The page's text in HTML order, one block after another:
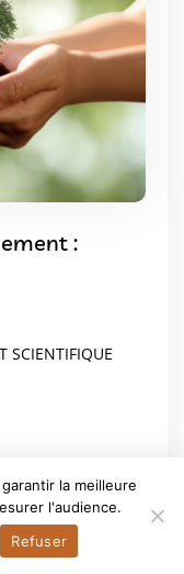
:
SCIENTIFIQUE
et de notre
les pieds sur
fait sur le sol ou à
une
la meilleure
l'audience.
Refuser